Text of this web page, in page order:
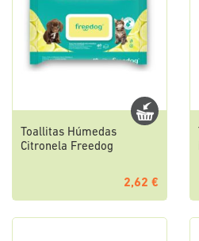
Toallitas Húmedas
Citronela Freedog
2,62 €